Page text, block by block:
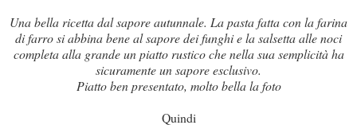
Una bella ricetta dal sapore autunnale. La pasta fatta con la farina
di farro si abbina bene al sapore dei funghi e la salsetta alle noci
completa alla grande un piatto rustico che nella sua semplicità ha
sicuramente un sapore esclusivo.
Piatto ben presentato, molto bella la foto
Quindi